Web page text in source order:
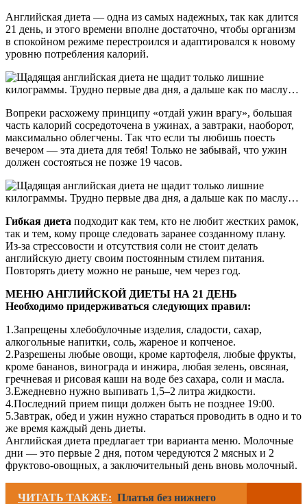
Английская диета — одна из самых надежных, так как длится
21 день, и этого времени вполне достаточно, чтобы организм
в спокойном режиме перестроился и адаптировался к новому
уровню потребления калорий.
Вопреки расхожему принципу «отдай ужин врагу», большая
часть калорий сосредоточена в ужинах, а завтраки, наоборот,
максимально облегчены. Так что если ты любишь поесть
вечером — эта диета для тебя! Только не забывай, что ужин
должен состояться не позже 19 часов.
Гибкая диета подходит как тем, кто не любит жестких рамок,
так и тем, кому проще следовать заранее созданному плану.
Из-за стрессовости и отсутствия соли не стоит делать
английскую диету своим постоянным стилем питания.
Повторять диету можно не раньше, чем через год.
МЕНЮ АНГЛИЙСКОЙ ДИЕТЫ НА 21 ДЕНЬ
Необходимо придерживаться следующих правил:
1.Запрещены хлебобулочные изделия, сладости, сахар,
алкогольные напитки, соль, жареное и копченое.
2.Разрешены любые овощи, кроме картофеля, любые фрукты,
кроме бананов, винограда и инжира, любая зелень, овсяная,
гречневая и рисовая каши на воде без сахара, соли и масла.
3.Ежедневно нужно выпивать 1,5–2 литра жидкости.
4.Последний прием пищи должен быть не позднее 19:00.
5.Завтрак, обед и ужин нужно стараться проводить в одно и то
же время каждый день диеты.
Английская диета предлагает три варианта меню. Молочные
дни — это первые 2 дня, потом чередуются 2 мясных и 2
фруктово-овощных, а заключительный день вновь молочный.
ЧИТАТЬ ТАКЖЕ: Платья без нижнего